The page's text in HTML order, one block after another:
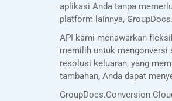
aplikasi Anda tanpa
platform lainnya,
API kami menawarkan
memilih untuk mengonversi
resolusi keluaran, yang
tambahan, Anda dapat
GroupDocs.Conversion